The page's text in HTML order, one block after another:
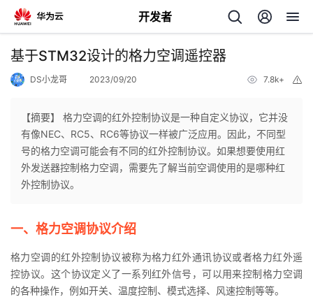
开发者
返
个
主
页
的
开
基于STM32设计的格力空调遥控器
DS小龙哥 2023/09/20 7.8k+
【摘要】 格力空调的红外控制协议是一种自定义协议，它并没
有像NEC、RC5、RC6等协议一样被广泛应用。因此，不同型
号的格力空调可能会有不同的红外控制协议。如果想要使用红
外发送器控制格力空调，需要先了解当前空调使用的是哪种红
外控制协议。
一、格力空调协议介绍
格力空调的红外控制协议被称为格力红外通讯协议或者格力红外遥
控协议。这个协议定义了一系列红外信号，可以用来控制格力空调
的各种操作，例如开关、温度控制、模式选择、风速控制等等。